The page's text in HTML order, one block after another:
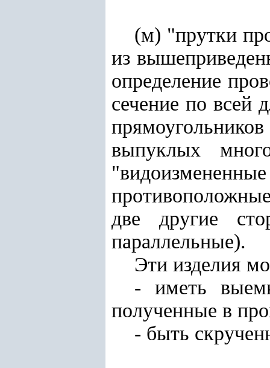
(м) "прутки
из
определение
сечение по всей
выпуклых
две другие
параллельные).
Эти изделия
- иметь
полученные в
- быть